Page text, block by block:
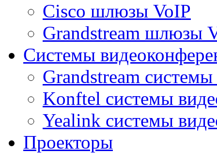
Cisco шлюзы VoIP
Grandstream шлюзы
Системы
Grandstream
Konftel системы
Yealink системы
Проекторы